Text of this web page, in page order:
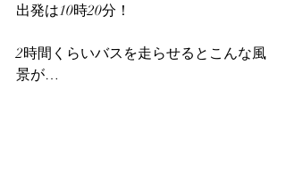
出発は10時20分！
2時間くらいバスを走らせるとこんな風
景が…